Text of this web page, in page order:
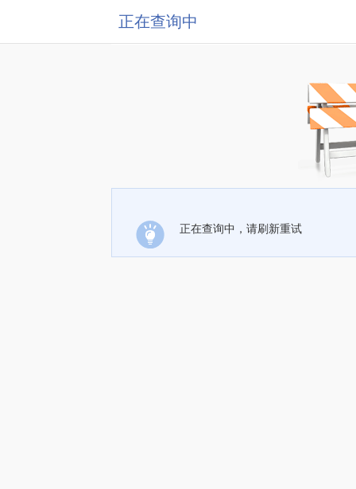
正在查询中
正在查询中，请刷新重试